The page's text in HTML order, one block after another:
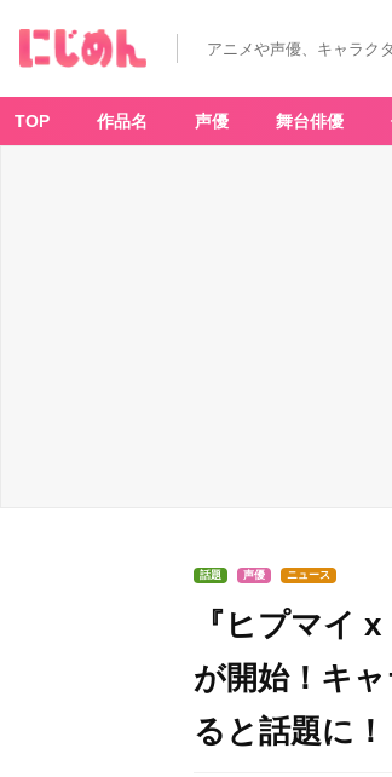
アニメや声優、キャラク
TOP 作品名 声優 舞台俳優
話題 声優 ニュース
『ヒプマイ
が開始！キ
ると話題に！